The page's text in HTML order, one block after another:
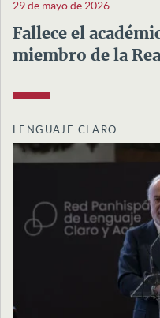
29 de mayo de 2026
Fallece el
miembro de la
LENGUAJE CLARO